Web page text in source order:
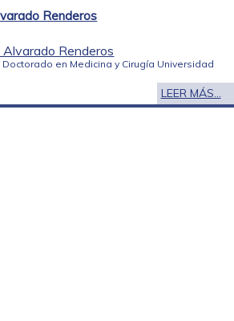
Renderos
Doctorado en Medicina y Cirugía Universidad
LEER MÁS...